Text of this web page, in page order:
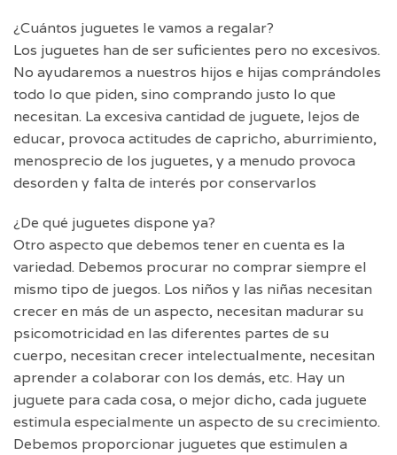
¿Cuántos juguetes le vamos a regalar?
Los juguetes han de ser suficientes pero no excesivos.
No ayudaremos a nuestros hijos e hijas comprándoles
todo lo que piden, sino comprando justo lo que
necesitan. La excesiva cantidad de juguete, lejos de
educar, provoca actitudes de capricho, aburrimiento,
menosprecio de los juguetes, y a menudo provoca
desorden y falta de interés por conservarlos
¿De qué juguetes dispone ya?
Otro aspecto que debemos tener en cuenta es la
variedad. Debemos procurar no comprar siempre el
mismo tipo de juegos. Los niños y las niñas necesitan
crecer en más de un aspecto, necesitan madurar su
psicomotricidad en las diferentes partes de su
cuerpo, necesitan crecer intelectualmente, necesitan
aprender a colaborar con los demás, etc. Hay un
juguete para cada cosa, o mejor dicho, cada juguete
estimula especialmente un aspecto de su crecimiento.
Debemos proporcionar juguetes que estimulen a